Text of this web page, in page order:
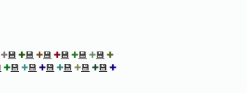
✚💾 ✚💾 ✚💾 ✚💾 ✚💾 ✚💾 ✚
✚💾 ✚💾 ✚💾 ✚💾 ✚💾 ✚💾 ✚